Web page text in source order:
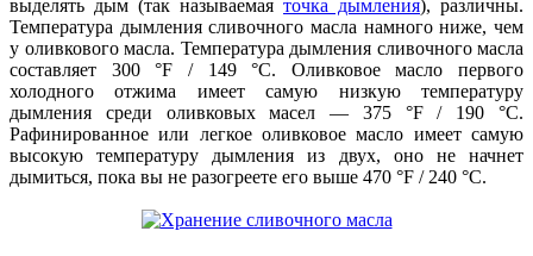
выделять дым (так называемая точка дымления), различны.
Температура дымления сливочного масла намного ниже, чем
у оливкового масла. Температура дымления сливочного масла
составляет 300 °F / 149 °C. Оливковое масло первого
холодного отжима имеет самую низкую температуру
дымления среди оливковых масел — 375 °F / 190 °C.
Рафинированное или легкое оливковое масло имеет самую
высокую температуру дымления из двух, оно не начнет
дымиться, пока вы не разогреете его выше 470 °F / 240 °С.